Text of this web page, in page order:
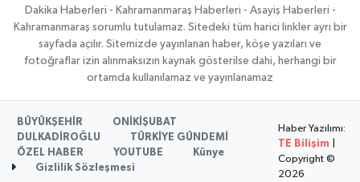
Dakika Haberleri - Kahramanmaraş Haberleri - Asayiş Haberleri -
Kahramanmaraş sorumlu tutulamaz. Sitedeki tüm harici linkler ayrı bir
sayfada açılır. Sitemizde yayınlanan haber, köşe yazıları ve
fotoğraflar izin alınmaksızın kaynak gösterilse dahi, herhangi bir
ortamda kullanılamaz ve yayınlanamaz
BÜYÜKŞEHİR
ONİKİŞUBAT
DULKADİROĞLU
TÜRKİYE GÜNDEMİ
ÖZEL HABER
YOUTUBE
Künye
Gizlilik Sözleşmesi
Haber Yazılımı:
TE Bilişim
Copyright ©
2026